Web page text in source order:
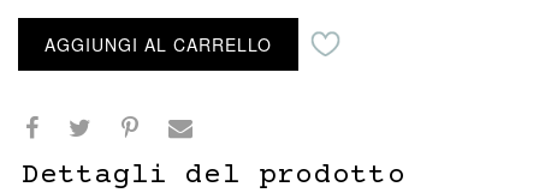
AGGIUNGI AL CARRELLO
Dettagli del prodotto